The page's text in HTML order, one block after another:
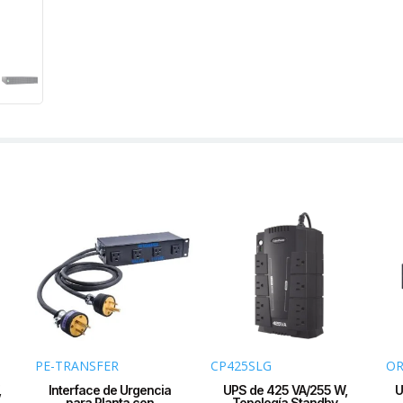
PE-TRANSFER
Interface de Urgencia
CP425SLG
UPS de 425 VA/255 W,